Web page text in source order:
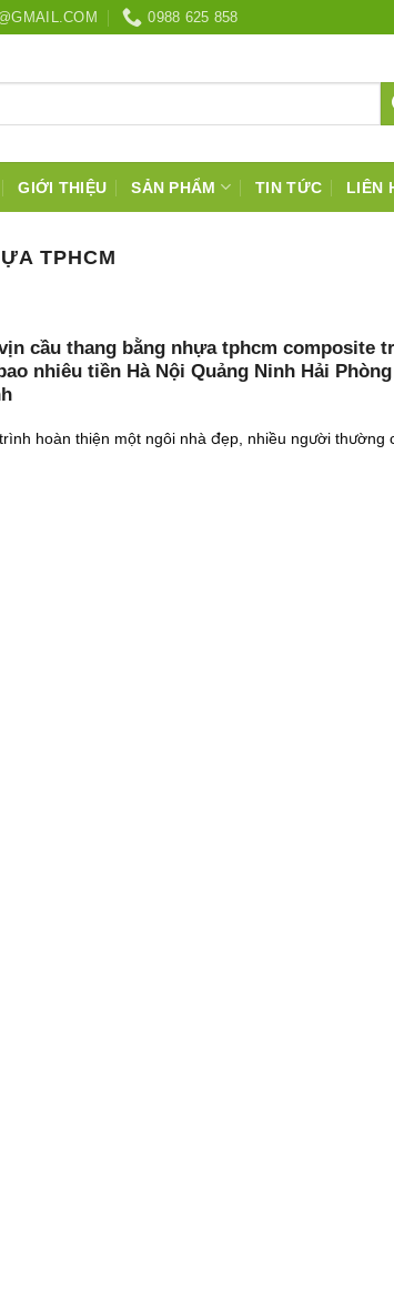
0988 625 858
GIỚI THIỆU SẢN PHẨM TIN TỨC LIÊN
TPHCM
cầu thang bằng nhựa tphcm composite
nhiêu tiền Hà Nội Quảng Ninh Hải
hoàn thiện một ngôi nhà đẹp, nhiều người thường